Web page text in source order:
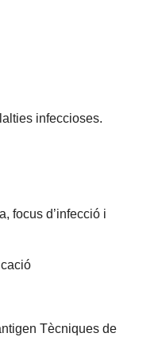
infeccioses.
focus d’infecció i
Tècniques de